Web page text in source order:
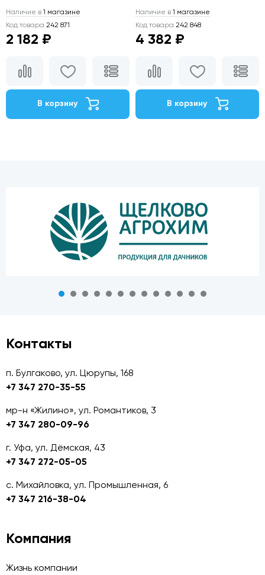
Наличие в 1 магазине
Код товара 242 871
2 182 ₽
В корзину
Наличие в 1 магазине
Код товара 242 848
4 382 ₽
В корзину
Контакты
п. Булгаково, ул. Цюрупы, 168
+7 347 270-35-55
мр-н «Жилино», ул. Романтиков, 3
+7 347 280-09-96
г. Уфа, ул. Дёмская, 43
+7 347 272-05-05
с. Михайловка, ул. Промышленная, 6
+7 347 216-38-04
Компания
Жизнь компании